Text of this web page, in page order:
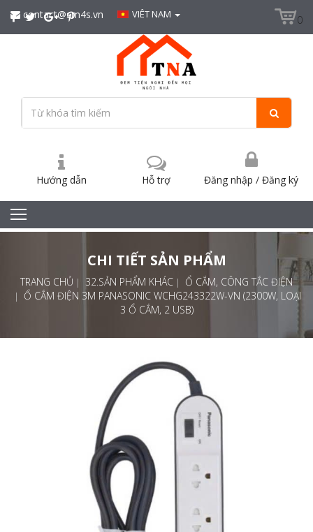
contact@sm4s.vn VIÊT NAM 0
Đăng nhập/Đăng ký
Hướng dẫn Hỗ trợ
CHI TIẾT SẢN PHẨM
TRANG CHỦ 32.SẢN PHẨM KHÁC
Ổ CẮM, CÔNG TẮC ĐIỆN
Ổ CẮM ĐIỆN 3M PANASONIC WCHG243322W-VN (2300W, LOẠI
3 Ổ CẮM, 2 USB)